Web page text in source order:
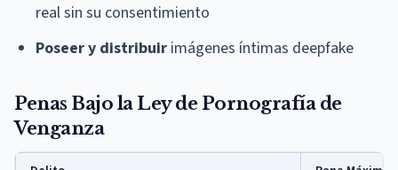
real sin su consentimiento
Poseer y distribuir imágenes íntimas deepfake
Penas Bajo la Ley de Pornografía de
Venganza